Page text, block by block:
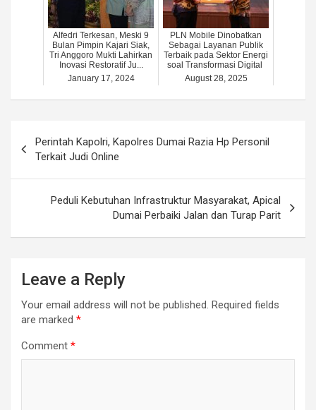
Alfedri Terkesan, Meski 9
Bulan Pimpin Kajari Siak,
Tri Anggoro Mukti Lahirkan
Inovasi Restoratif Ju...
January 17, 2024
PLN Mobile Dinobatkan
Sebagai Layanan Publik
Terbaik pada Sektor Energi
soal Transformasi Digital
August 28, 2025
navigation
Perintah Kapolri, Kapolres Dumai Razia Hp Personil
Terkait Judi Online
Peduli Kebutuhan Infrastruktur Masyarakat, Apical
Dumai Perbaiki Jalan dan Turap Parit
Leave a Reply
Your email address will not be published. Required fields
are marked *
Comment *